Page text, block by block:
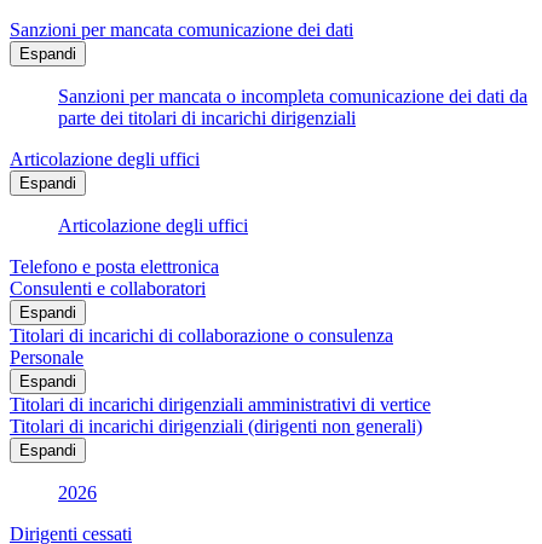
Sanzioni per mancata comunicazione dei dati
Espandi
Sanzioni per mancata o incompleta comunicazione dei dati da
parte dei titolari di incarichi dirigenziali
Articolazione degli uffici
Espandi
Articolazione degli uffici
Telefono e posta elettronica
Consulenti e collaboratori
Espandi
Titolari di incarichi di collaborazione o consulenza
Personale
Espandi
Titolari di incarichi dirigenziali amministrativi di vertice
Titolari di incarichi dirigenziali (dirigenti non generali)
Espandi
2026
Dirigenti cessati